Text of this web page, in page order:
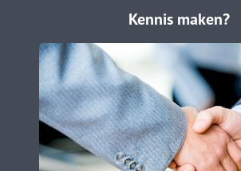
Kennis maken?